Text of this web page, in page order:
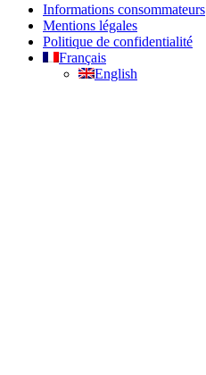
Informations consommateurs
Mentions légales
Politique de confidentialité
Français
English